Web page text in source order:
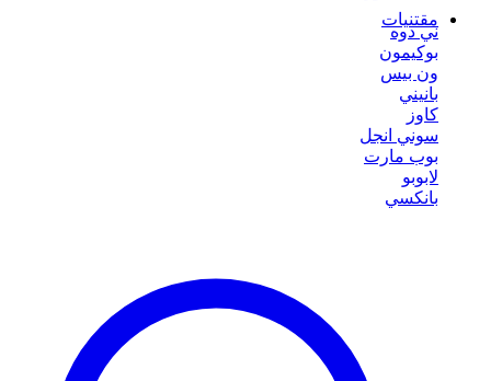
مقتنيات
ني دوه
بوكيمون
ون بيس
بانيني
كاوز
سوني انجل
بوب مارت
لابوبو
بانكسي